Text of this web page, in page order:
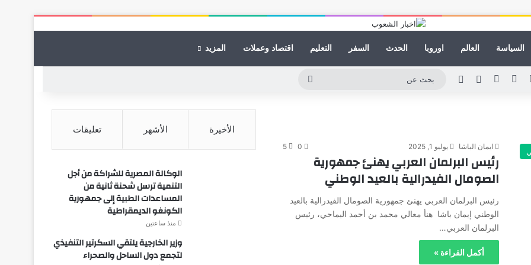
السياسة العالم اوروبا الحدث السفر التعليم اقتصاد وعملات المزيد
لينكدإنيوتيوب انستقراممقال عشوائي
الوضع المظلم
ايمان الباشا يوليو 1, 2025 0
5
رئيس البرلمان العربي يهنئ جمهورية
الصومال الفيدرالية بالعيد الوطني
رئيس البرلمان العربي يهنئ جمهورية الصومال الفيدرالية بالعيد
الوطني إيمان باشا هنأ معالي محمد بن أحمد اليماحي، رئيس
البرلمان العربي…
أكمل القراءة »
الأخيرة الأشهر تعليقات
الوكالة المصرية للشراكة من أجل
التنمية ترسل شحنة ثانية من
المساعدات الطبية إلى جمهورية
الكونغو الديمقراطية
منذ ساعتين
وزير الخارجية يلتقي السكرتير التنفيذي
لتجمع دول الساحل والصحراء